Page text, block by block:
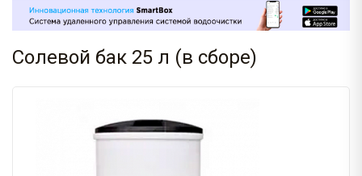
Солевой бак 25 л (в сборе)